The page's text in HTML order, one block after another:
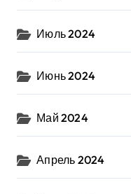
Июль 2024
Июнь 2024
Май 2024
Апрель 2024